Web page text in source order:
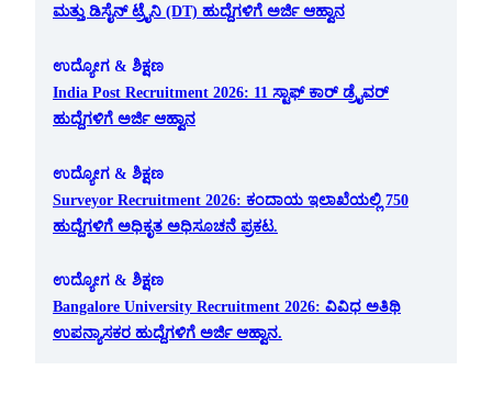
ಮತ್ತು ಡಿಸೈನ್ ಟ್ರೈನಿ (DT) ಹುದ್ದೆಗಳಿಗೆ ಅರ್ಜಿ ಆಹ್ವಾನ
ಉದ್ಯೋಗ & ಶಿಕ್ಷಣ
India Post Recruitment 2026: 11 ಸ್ಟಾಫ್ ಕಾರ್ ಡ್ರೈವರ್
ಹುದ್ದೆಗಳಿಗೆ ಅರ್ಜಿ ಆಹ್ವಾನ
ಉದ್ಯೋಗ & ಶಿಕ್ಷಣ
Surveyor Recruitment 2026: ಕಂದಾಯ ಇಲಾಖೆಯಲ್ಲಿ 750
ಹುದ್ದೆಗಳಿಗೆ ಅಧಿಕೃತ ಅಧಿಸೂಚನೆ ಪ್ರಕಟ.
ಉದ್ಯೋಗ & ಶಿಕ್ಷಣ
Bangalore University Recruitment 2026: ವಿವಿಧ ಅತಿಥಿ
ಉಪನ್ಯಾಸಕರ ಹುದ್ದೆಗಳಿಗೆ ಅರ್ಜಿ ಆಹ್ವಾನ.